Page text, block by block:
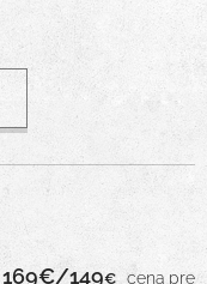
169€/149€ cena pre